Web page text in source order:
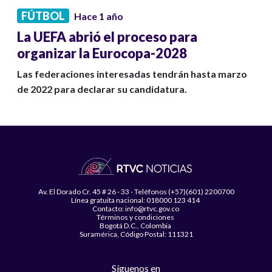
FÚTBOL Hace 1 año
La UEFA abrió el proceso para
organizar la Eurocopa-2028
Las federaciones interesadas tendrán hasta marzo
de 2022 para declarar su candidatura.
Av. El Dorado Cr. 45 # 26 - 33 - Teléfonos (+57)(601) 2200700
Línea gratuita nacional: 018000 123 414
Contacto: info@rtvc.gov.co
Términos y condiciones
Bogotá D.C., Colombia
Suramérica, Código Postal: 111321
Síguenos en